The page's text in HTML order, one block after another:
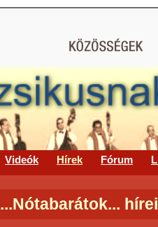
Videók Hírek Fórum
...Nótabarátok... hírei